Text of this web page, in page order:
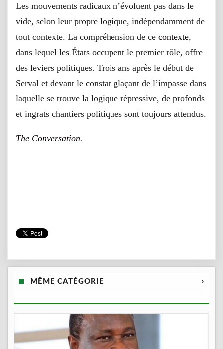
Les mouvements radicaux n’évoluent pas dans le
vide, selon leur propre logique, indépendamment de
tout contexte. La compréhension de ce contexte,
dans lequel les États occupent le premier rôle, offre
des leviers politiques. Trois ans après le début de
Serval et devant le constat glaçant de l’impasse dans
laquelle se trouve la logique répressive, de profonds
et ingrats chantiers politiques sont toujours attendus.
The Conversation.
MÊME CATÉGORIE ›